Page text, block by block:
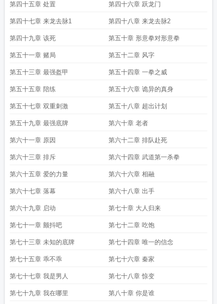
第四十五章 处置 第四十六章 跃龙门
第四十七章 来龙去脉1 第四十八章 来龙去脉2
第四十九章 该死 第五十章 形意拳对形意拳
第五十一章 赌局 第五十二章 风字
第五十三章 最强盔甲 第五十四章 一拳之威
第五十五章 陪练 第五十六章 诡异的真身
第五十七章 双重刺激 第五十八章 超出计划
第五十九章 最强底牌 第六十章 老者
第六十一章 原因 第六十二章 排队赴死
第六十三章 排斥 第六十四章 武道第一杀拳
第六十五章 爱的力量 第六十六章 相融
第六十七章 落幕 第六十八章 出手
第六十九章 启动 第七十章 大人归来
第七十一章 颤抖吧 第七十二章 吃饱
第七十三章 未知的底牌 第七十四章 唯一的信念
第七十五章 乖不乖 第七十六章 秦家
第七十七章 我是男人 第七十八章 惊变
第七十九章 我在哪里 第八十章 你是谁